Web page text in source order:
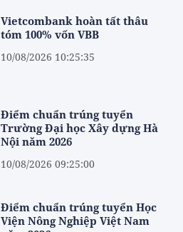
Vietcombank hoàn tất thâu
tóm 100% vốn VBB
10/08/2026 10:25:35
Điểm chuẩn trúng tuyển
Trường Đại học Xây dựng Hà
Nội năm 2026
10/08/2026 09:25:00
Điểm chuẩn trúng tuyển Học
Viện Nông Nghiệp Việt Nam